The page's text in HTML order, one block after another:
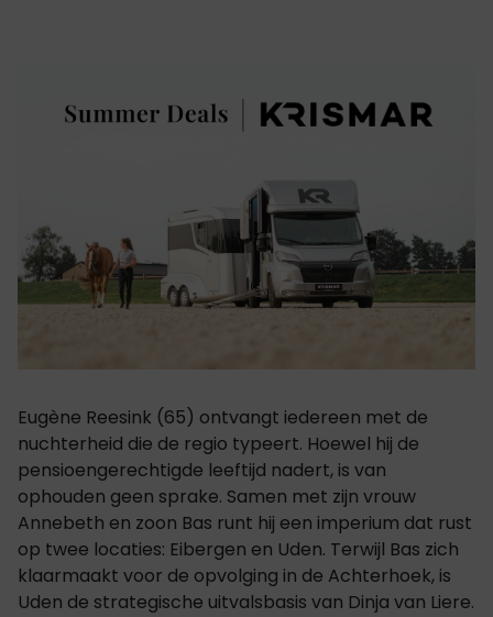
Eugène Reesink (65) ontvangt iedereen met de
nuchterheid die de regio typeert. Hoewel hij de
pensioengerechtigde leeftijd nadert, is van
ophouden geen sprake. Samen met zijn vrouw
Annebeth en zoon Bas runt hij een imperium dat rust
op twee locaties: Eibergen en Uden. Terwijl Bas zich
klaarmaakt voor de opvolging in de Achterhoek, is
Uden de strategische uitvalsbasis van Dinja van Liere.